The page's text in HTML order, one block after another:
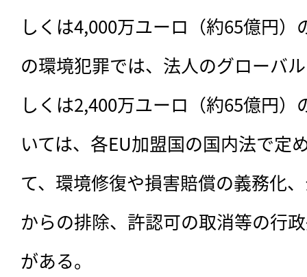
しくは4,000万ユーロ（約65億円
の環境犯罪では、法人のグローバ
しくは2,400万ユーロ（約65億円
いては、各EU加盟国の国内法で定
て、環境修復や損害賠償の義務化
からの排除、許認可の取消等の行
がある。